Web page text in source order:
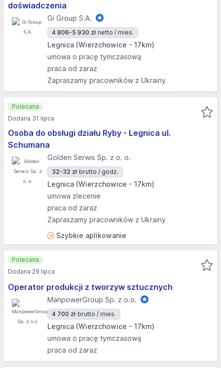
doświadczenia
Gi Group S.A.
4 806-5 930 zł netto / mies.
Legnica (Wierzchowice - 17km)
umowa o pracę tymczasową
praca od zaraz
Zapraszamy pracowników z Ukrainy
Osoba do obsługi działu Ryby - Legnica ul.
Schumana
Golden Serwis Sp. z o. o.
32-32 zł brutto / godz.
Legnica (Wierzchowice - 17km)
umowa zlecenie
praca od zaraz
Zapraszamy pracowników z Ukrainy
Szybkie aplikowanie
Polecana
Dodana 31 lipca
Operator produkcji z tworzyw sztucznych
ManpowerGroup Sp. z o.o.
4 700 zł brutto / mies.
Legnica (Wierzchowice - 17km)
umowa o pracę tymczasową
praca od zaraz
Polecana
Dodana 29 lipca